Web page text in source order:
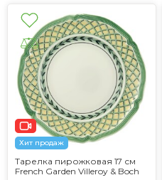
Хит продаж
Тарелка пирожковая 17 см
French Garden Villeroy & Boch